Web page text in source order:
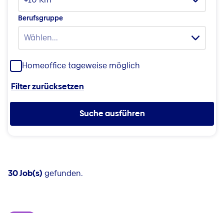
Berufsgruppe
Wählen...
Homeoffice tageweise möglich
Filter zurücksetzen
Suche ausführen
30 Job(s) gefunden.